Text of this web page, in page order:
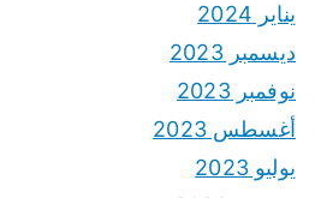
يناير 2024
ديسمبر 2023
نوفمبر 2023
أغسطس 2023
يوليو 2023